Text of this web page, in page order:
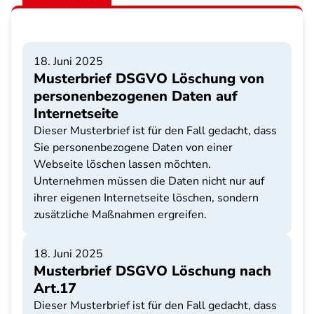
18. Juni 2025
Musterbrief DSGVO Löschung von
personenbezogenen Daten auf
Internetseite
Dieser Musterbrief ist für den Fall gedacht, dass
Sie personenbezogene Daten von einer
Webseite löschen lassen möchten.
Unternehmen müssen die Daten nicht nur auf
ihrer eigenen Internetseite löschen, sondern
zusätzliche Maßnahmen ergreifen.
18. Juni 2025
Musterbrief DSGVO Löschung nach
Art.17
Dieser Musterbrief ist für den Fall gedacht, dass